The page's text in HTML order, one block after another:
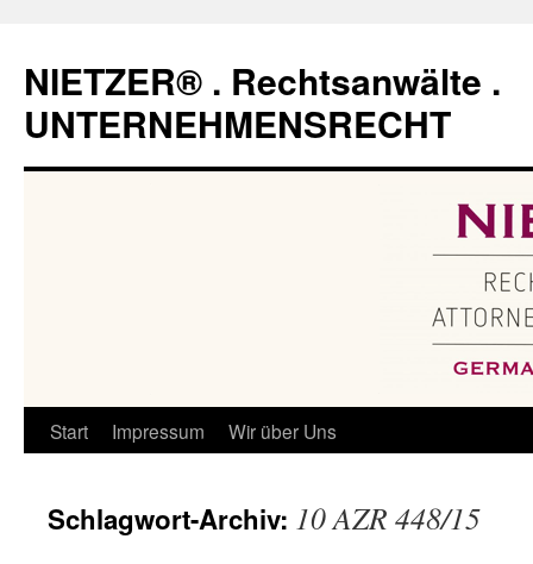
springen
NIETZER® . Rechtsanwälte .
UNTERNEHMENSRECHT
Start Impressum Wir über Uns
Schlagwort-Archiv: 10 AZR 448/15